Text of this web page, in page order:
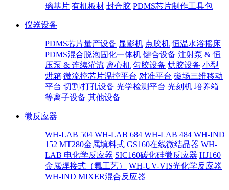
璃基片 有机板材 封合胶 PDMS芯片制作工具包
仪器设备
PDMS芯片量产设备 显影机 点胶机 恒温水浴摇床
PDMS混合脱泡固化一体机 键合设备 注射泵 & 恒
压泵 & 连续灌流 离心机 匀胶设备 烘胶设备 小型
烘箱 微流控芯片温控平台 对准平台 磁场三维移动
平台 切割/打孔设备 光学检测平台 光刻机 培养箱
等离子设备 其他设备
微反应器
WH-LAB 504 WH-LAB 684 WH-LAB 484 WH-IND
152 MT280金属填料式 GS160在线微结晶器 WH-
LAB 电化学反应器 SIC160碳化硅微反应器 HJ160
金属焊接式（氟工艺）
WH-UV-VIS光化学反应器
WH-IND MIXER混合反应器